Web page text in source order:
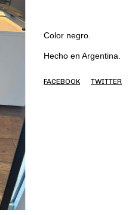
Color negro.
Hecho en Argentina.
FACEBOOK TWITTER